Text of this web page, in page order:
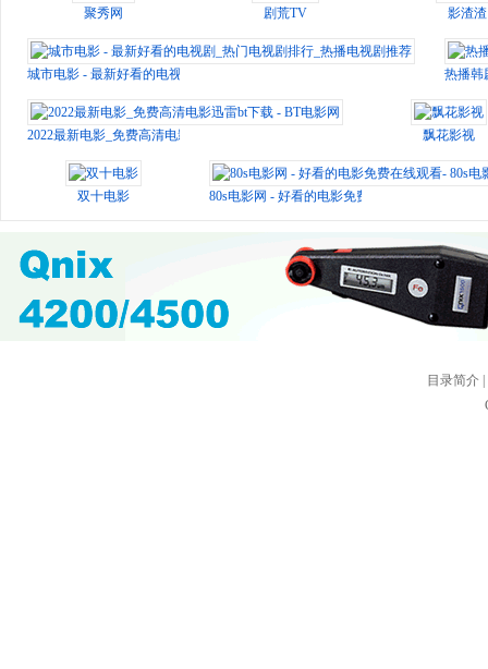
聚秀网 剧荒TV 影渣渣
城市电影 - 最新好看的电视剧_热门电视剧排行_热播电视剧推荐 热播韩
2022最新电影_免费高清电影迅雷bt下载 - BT电影网 飘花影视
双十电影 80s电影网 - 好看的电影免费在线观看- 80s电影
目录简介